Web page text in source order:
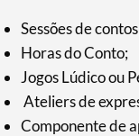
Sessões de
Horas do Conto;
Jogos Lúdico ou
Ateliers de
Componente de